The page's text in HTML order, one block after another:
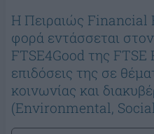
Η Πειραιώς Financial
φορά εντάσσεται
FTSE4Good της FTSE
επιδόσεις της σε
κοινωνίας και
(Environmental,